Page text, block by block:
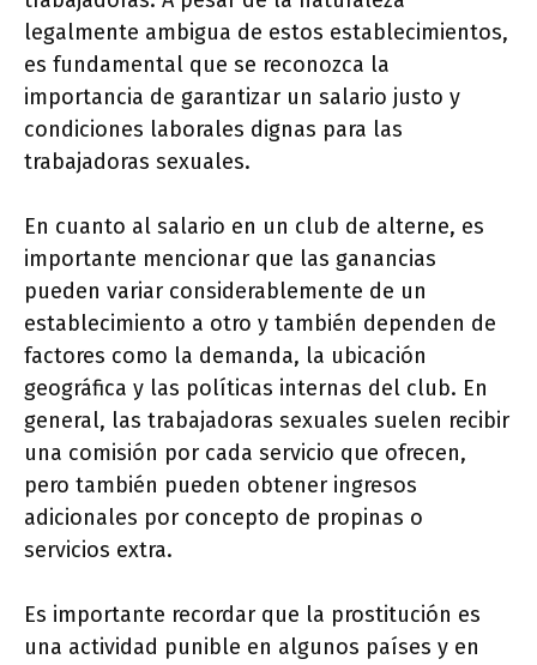
legalmente ambigua de estos establecimientos,
es fundamental que se reconozca la
importancia de garantizar un salario justo y
condiciones laborales dignas para las
trabajadoras sexuales.
En cuanto al salario en un club de alterne, es
importante mencionar que las ganancias
pueden variar considerablemente de un
establecimiento a otro y también dependen de
factores como la demanda, la ubicación
geográfica y las políticas internas del club. En
general, las trabajadoras sexuales suelen recibir
una comisión por cada servicio que ofrecen,
pero también pueden obtener ingresos
adicionales por concepto de propinas o
servicios extra.
Es importante recordar que la prostitución es
una actividad punible en algunos países y en